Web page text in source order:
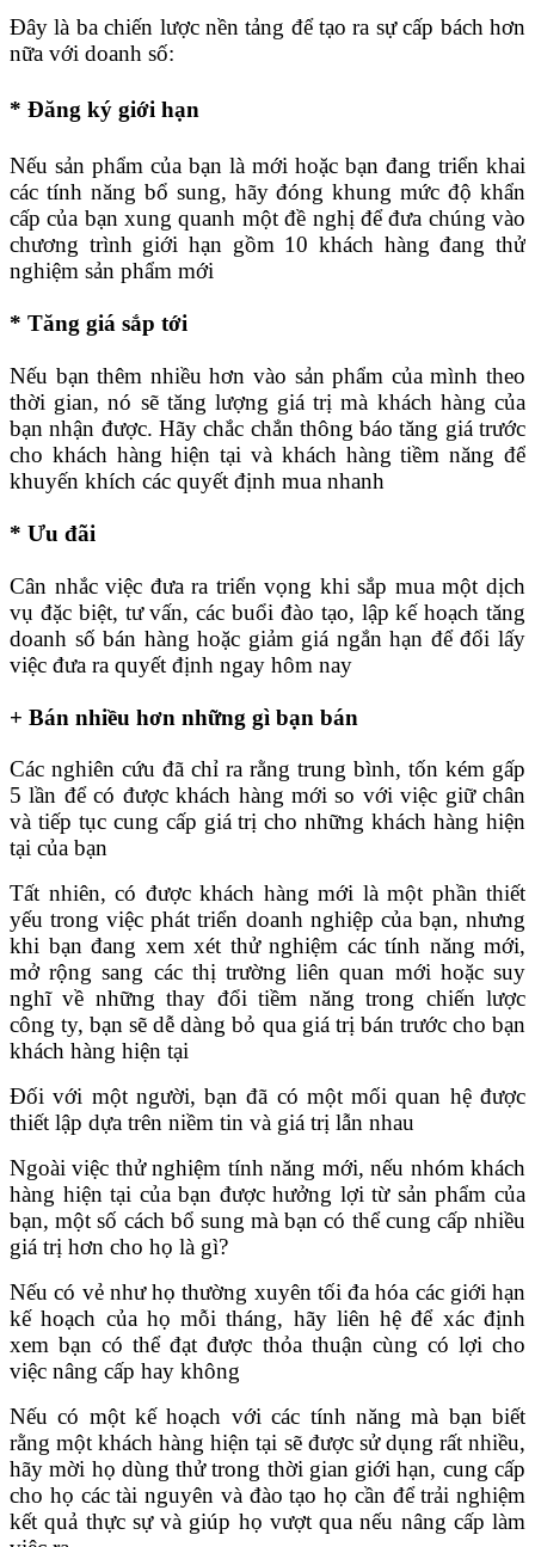
Đây là ba chiến lược nền tảng để tạo ra sự cấp bách hơn
nữa với doanh số:
* Đăng ký giới hạn
Nếu sản phẩm của bạn là mới hoặc bạn đang triển khai
các tính năng bổ sung, hãy đóng khung mức độ khẩn
cấp của bạn xung quanh một đề nghị để đưa chúng vào
chương trình giới hạn gồm 10 khách hàng đang thử
nghiệm sản phẩm mới
* Tăng giá sắp tới
Nếu bạn thêm nhiều hơn vào sản phẩm của mình theo
thời gian, nó sẽ tăng lượng giá trị mà khách hàng của
bạn nhận được. Hãy chắc chắn thông báo tăng giá trước
cho khách hàng hiện tại và khách hàng tiềm năng để
khuyến khích các quyết định mua nhanh
* Ưu đãi
Cân nhắc việc đưa ra triển vọng khi sắp mua một dịch
vụ đặc biệt, tư vấn, các buổi đào tạo, lập kế hoạch tăng
doanh số bán hàng hoặc giảm giá ngắn hạn để đổi lấy
việc đưa ra quyết định ngay hôm nay
+ Bán nhiều hơn những gì bạn bán
Các nghiên cứu đã chỉ ra rằng trung bình, tốn kém gấp
5 lần để có được khách hàng mới so với việc giữ chân
và tiếp tục cung cấp giá trị cho những khách hàng hiện
tại của bạn
Tất nhiên, có được khách hàng mới là một phần thiết
yếu trong việc phát triển doanh nghiệp của bạn, nhưng
khi bạn đang xem xét thử nghiệm các tính năng mới,
mở rộng sang các thị trường liên quan mới hoặc suy
nghĩ về những thay đổi tiềm năng trong chiến lược
công ty, bạn sẽ dễ dàng bỏ qua giá trị bán trước cho bạn
khách hàng hiện tại
Đối với một người, bạn đã có một mối quan hệ được
thiết lập dựa trên niềm tin và giá trị lẫn nhau
Ngoài việc thử nghiệm tính năng mới, nếu nhóm khách
hàng hiện tại của bạn được hưởng lợi từ sản phẩm của
bạn, một số cách bổ sung mà bạn có thể cung cấp nhiều
giá trị hơn cho họ là gì?
Nếu có vẻ như họ thường xuyên tối đa hóa các giới hạn
kế hoạch của họ mỗi tháng, hãy liên hệ để xác định
xem bạn có thể đạt được thỏa thuận cùng có lợi cho
việc nâng cấp hay không
Nếu có một kế hoạch với các tính năng mà bạn biết
rằng một khách hàng hiện tại sẽ được sử dụng rất nhiều,
hãy mời họ dùng thử trong thời gian giới hạn, cung cấp
cho họ các tài nguyên và đào tạo họ cần để trải nghiệm
kết quả thực sự và giúp họ vượt qua nếu nâng cấp làm